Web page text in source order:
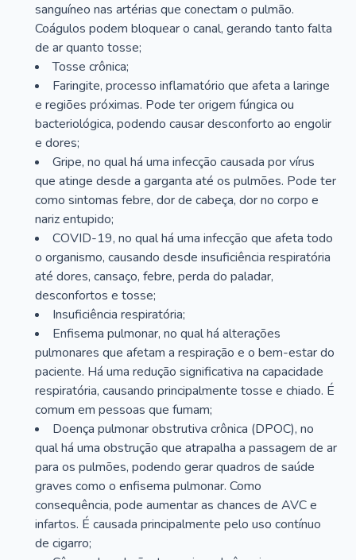
sanguíneo nas artérias que conectam o pulmão.
Coágulos podem bloquear o canal, gerando tanto falta
de ar quanto tosse;
Tosse crônica;
Faringite, processo inflamatório que afeta a laringe
e regiões próximas. Pode ter origem fúngica ou
bacteriológica, podendo causar desconforto ao engolir
e dores;
Gripe, no qual há uma infecção causada por vírus
que atinge desde a garganta até os pulmões. Pode ter
como sintomas febre, dor de cabeça, dor no corpo e
nariz entupido;
COVID-19, no qual há uma infecção que afeta todo
o organismo, causando desde insuficiência respiratória
até dores, cansaço, febre, perda do paladar,
desconfortos e tosse;
Insuficiência respiratória;
Enfisema pulmonar, no qual há alterações
pulmonares que afetam a respiração e o bem-estar do
paciente. Há uma redução significativa na capacidade
respiratória, causando principalmente tosse e chiado. É
comum em pessoas que fumam;
Doença pulmonar obstrutiva crônica (DPOC), no
qual há uma obstrução que atrapalha a passagem de ar
para os pulmões, podendo gerar quadros de saúde
graves como o enfisema pulmonar. Como
consequência, pode aumentar as chances de AVC e
infartos. É causada principalmente pelo uso contínuo
de cigarro;